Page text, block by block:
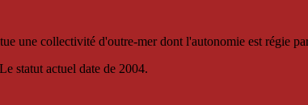
une collectivité d'outre-mer dont l'autonomie est régie
statut actuel date de 2004.